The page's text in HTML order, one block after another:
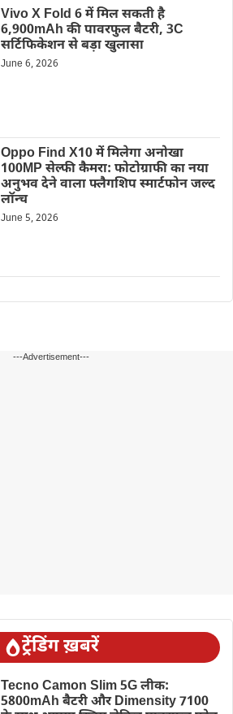
Vivo X Fold 6 में मिल सकती है
6,900mAh की पावरफुल बैटरी, 3C
सर्टिफिकेशन से बड़ा खुलासा
June 6, 2026
Oppo Find X10 में मिलेगा अनोखा
100MP सेल्फी कैमरा: फोटोग्राफी का नया
अनुभव देने वाला फ्लैगशिप स्मार्टफोन जल्द
लॉन्च
June 5, 2026
---Advertisement---
ट्रेंडिंग ख़बरें
Tecno Camon Slim 5G लीक:
5800mAh बैटरी और Dimensity 7100